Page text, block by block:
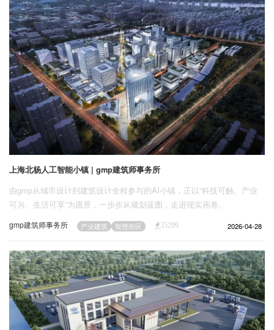
上海北杨人工智能小镇 | gmp建筑师事务所
由gmp从城市设计到建筑设计全程参与的AI小镇，正以“科技可触、产业
可兴、生活可享”为愿景，一步步从规划蓝图，走进现实画卷。
gmp建筑师事务所 产业建筑 智慧街区 35299 2026-04-28